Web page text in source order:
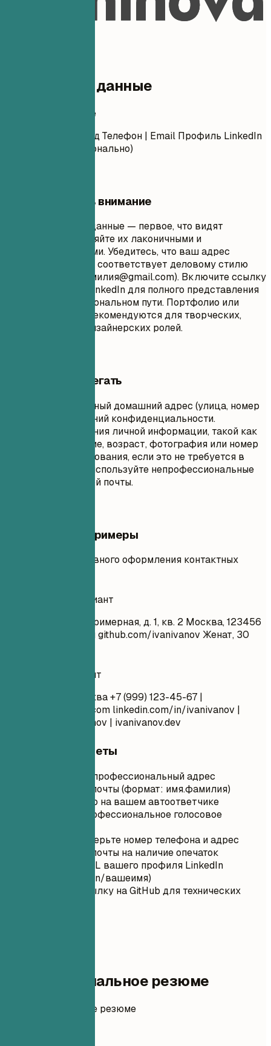
Контактные данные
Контактные данные
Имя Фамилия Город Телефон | Email Профиль LinkedIn
| Портфолио (опционально)
На что обратить внимание
Ваши контактные данные — первое, что видят
рекрутеры. Сохраняйте их лаконичными и
профессиональными. Убедитесь, что ваш адрес
электронной почты соответствует деловому стилю
(например, имя.фамилия@gmail.com). Включите ссылку
на свой профиль LinkedIn для полного представления
о вашем профессиональном пути. Портфолио или
личный веб-сайт рекомендуются для творческих,
технических или дизайнерских ролей.
Чего лучше избегать
Не указывайте полный домашний адрес (улица, номер
дома) из соображений конфиденциальности.
Избегайте включения личной информации, такой как
семейное положение, возраст, фотография или номер
социального страхования, если это не требуется в
вашей стране. Не используйте непрофессиональные
адреса электронной почты.
Практические примеры
Примеры эффективного оформления контактных
Неудачный вариант
Иван Иванов ул. Примерная, д. 1, кв. 2 Москва, 123456
super_ivan@mail.rugithub.com/ivanivanov Женат, 30
Удачный вариант
Иван Иванов Москва +7 (999) 123-45-67 |
ivan.ivanov@email.com linkedin.com/in/ivanivanov |
github.com/ivanivanov | ivanivanov.dev
Короткие советы
Используйте профессиональный адрес
электронной почты (формат: имя.фамилия)
Убедитесь, что на вашем автоответчике
оставлено профессиональное голосовое
Дважды проверьте номер телефона и адрес
электронной почты на наличие опечаток
Настройте URL вашего профиля LinkedIn
(linkedin.com/in/вашеимя)
Включите ссылку на GitHub для технических
Профессиональное резюме
Профессиональное резюме